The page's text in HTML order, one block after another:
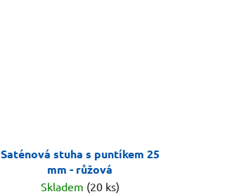
Saténová stuha s puntíkem 25
mm - růžová
Skladem (20 ks)